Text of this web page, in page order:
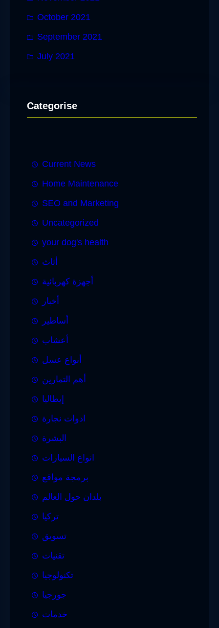
October 2021
September 2021
July 2021
Categorise
Current News
Home Maintenance
SEO and Marketing
Uncategorized
your dog's health
أثاث
أجهزة كهربائية
أخبار
أساطير
أعشاب
أنواع عسل
أهم التمارين
إيطاليا
ادوات نجارة
البشرة
انواع السيارات
برمجة مواقع
بلدان حول العالم
تركيا
تسويق
تقنيات
تكنولوجيا
جورجيا
خدمات